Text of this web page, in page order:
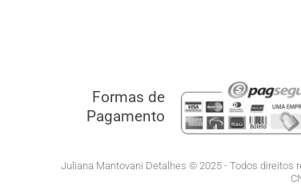
Formas de
Pagamento
Juliana Mantovani Detalhes © 2025 - Todos direitos